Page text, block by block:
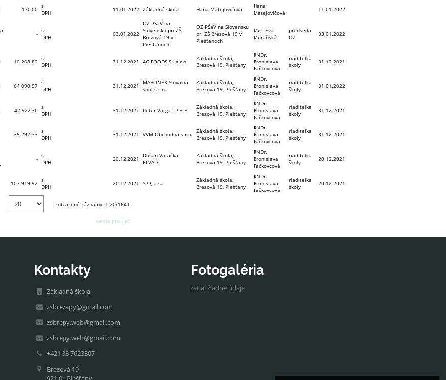
170,00 s
DPH
11.01.2022 Základná škola Hana Matejovičová
Hana
Matejovičová
11.01.2022
- s
DPH
03.01.2022
OZ PŠaV na
Slovensku pri ZŠ
Brezová 19 v
Piešťanoch
OZ PŠaV na Slovensku
pri ZŠ Brezová 19 v
Piešťanoch
Mgr. Eva
Muraňská
predseda
OZ
03.01.2022
10 268.82 s
DPH
31.12.2021 AG FOODS SK s.r.o.
Základná škola,
Brezová 19, Piešťany
RNDr.
Bronislava
Fačkovcová
riaditeľka
školy
31.12.2021
64 090.97 s
DPH
31.12.2021
MABONEX Slovakia
spol s r.o.
Základná škola,
Brezová 19, Piešťany
RNDr.
Bronislava
Fačkovcová
riaditeľka
školy
01.01.2022
42 922,30 s
DPH
31.12.2021 Peter Varga - P + E
Základná škola,
Brezová 19, Piešťany
RNDr.
Bronislava
Fačkovcová
riaditeľka
školy
31.12.2021
35 292.33 s
DPH
31.12.2021 VVM Obchodná s.r.o.
Základná škola,
Brezová 19, Piešťany
RNDr.
Bronislava
Fačkovcová
riaditeľka
školy
31.12.2021
- s
DPH
20.12.2021
Dušan Varačka -
ELVAD
Základná škola,
Brezová 19, Piešťany
RNDr.
Bronislava
Fačkovcová
riaditeľka
školy
20.12.2021
107 919.92 s
DPH
20.12.2021 SPP, a.s.
Základná škola,
Brezová 19, Piešťany
RNDr.
Bronislava
Fačkovcová
riaditeľka
školy
20.12.2021
zobrazené záznamy: 1-20/1640
verzia pre tlač
Kontakty
Základná škola
zsbrezapy@gmail.com
zsbrepy.web@gmail.com
zsbrepy.web@gmail.com
+421 33 7623307
Brezová 19
921 01 Piešťany
Fotogaléria
zatiaľ žiadne údaje